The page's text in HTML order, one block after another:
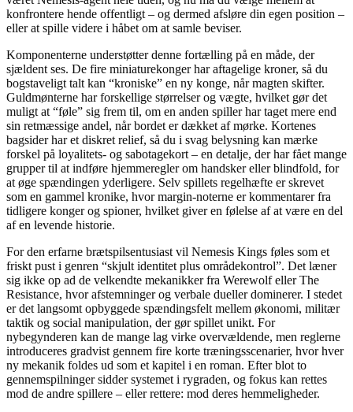
konfrontere hende offentligt – og dermed afsløre din egen position –
eller at spille videre i håbet om at samle beviser.
Komponenterne understøtter denne fortælling på en måde, der
sjældent ses. De fire miniaturekonger har aftagelige kroner, så du
bogstaveligt talt kan “kroniske” en ny konge, når magten skifter.
Guldmønterne har forskellige størrelser og vægte, hvilket gør det
muligt at “føle” sig frem til, om en anden spiller har taget mere end
sin retmæssige andel, når bordet er dækket af mørke. Kortenes
bagsider har et diskret relief, så du i svag belysning kan mærke
forskel på loyalitets- og sabotagekort – en detalje, der har fået mange
grupper til at indføre hjemmeregler om handsker eller blindfold, for
at øge spændingen yderligere. Selv spillets regelhæfte er skrevet
som en gammel kronike, hvor margin-noterne er kommentarer fra
tidligere konger og spioner, hvilket giver en følelse af at være en del
af en levende historie.
For den erfarne brætspilsentusiast vil Nemesis Kings føles som et
friskt pust i genren “skjult identitet plus områdekontrol”. Det læner
sig ikke op ad de velkendte mekanikker fra Werewolf eller The
Resistance, hvor afstemninger og verbale dueller dominerer. I stedet
er det langsomt opbyggede spændingsfelt mellem økonomi, militær
taktik og social manipulation, der gør spillet unikt. For
nybegynderen kan de mange lag virke overvældende, men reglerne
introduceres gradvist gennem fire korte træningsscenarier, hvor hver
ny mekanik foldes ud som et kapitel i en roman. Efter blot to
gennemspilninger sidder systemet i rygraden, og fokus kan rettes
mod de andre spillere – eller rettere: mod deres hemmeligheder.